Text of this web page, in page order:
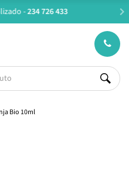
Oferta de portes a partir de €45*
Bio 10ml